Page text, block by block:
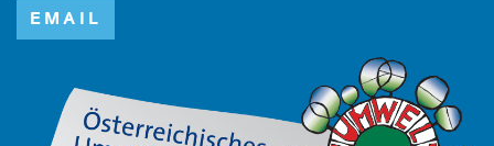
EMAIL